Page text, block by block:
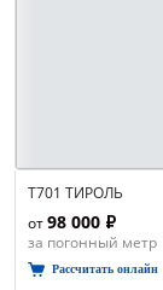
Т701 ТИРОЛЬ
от98 000 ₽
за погонный метр
Рассчитать онлайн